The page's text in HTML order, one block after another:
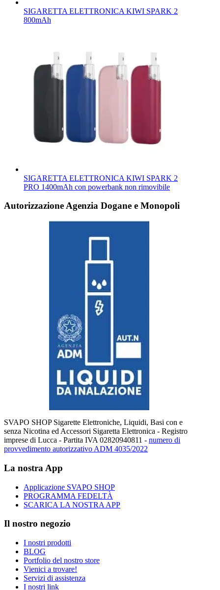
SIGARETTA ELETTRONICA KIWI SPARK 2
800mAh
SIGARETTA ELETTRONICA KIWI SPARK 2
PRO 1400mAh con powerbank non rimovibile
Autorizzazione Agenzia Dogane e Monopoli
SVAPO SHOP Sigarette Elettroniche, Liquidi, Basi con e
senza Nicotina ed Accessori Sigaretta Elettronica - Registro
imprese di Lucca - Partita IVA 02820940811 - numero di
provvedimento autorizzativo ADM 4035/2022
La nostra App
Applicazione SVAPO SHOP
PROGRAMMA FEDELTÀ
SCARICA LA NOSTRA APP
Il nostro negozio
I nostri prodotti
BLOG
Portfolio del nostro store
Vienici a trovare!
Servizi di assistenza
I nostri link